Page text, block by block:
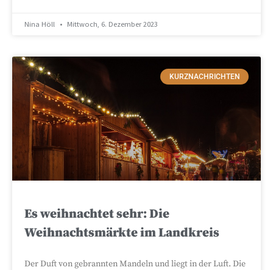
Nina Höll Mittwoch, 6. Dezember 2023
KURZNACHRICHTEN
Es weihnachtet sehr: Die
Weihnachtsmärkte im Landkreis
Der Duft von gebrannten Mandeln und liegt in der Luft. Die